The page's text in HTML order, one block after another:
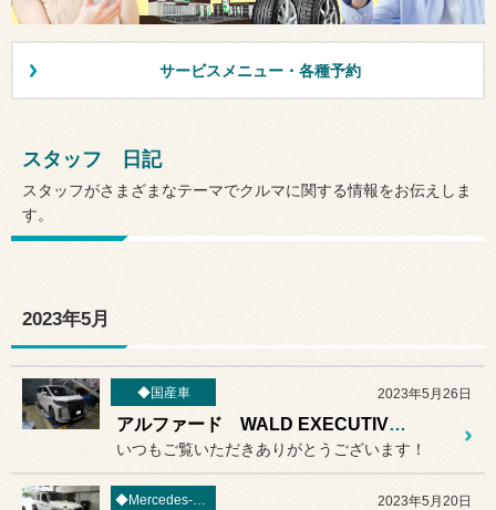
サービスメニュー・各種予約
スタッフ 日記
スタッフがさまざまなテーマでクルマに関する情報をお伝えしま
す。
2023年5月
◆国産車 2023年5月26日
アルファード WALD EXECUTIVE LINE リアスカートお取り付けのご紹介 TOYOTA ALPHARD
いつもご覧いただきありがとうございます！
◆Mercedes-Benz 2023年5月20日